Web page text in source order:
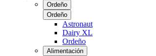
Ordeño
Ordeño
Astronaut
Dairy XL
Ordeño
Alimentación